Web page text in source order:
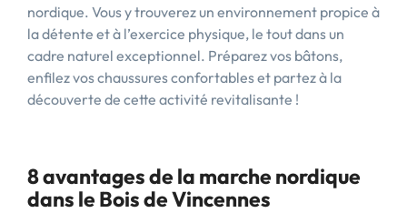
nordique. Vous y trouverez un environnement propice à
la détente et à l’exercice physique, le tout dans un
cadre naturel exceptionnel. Préparez vos bâtons,
enfilez vos chaussures confortables et partez à la
découverte de cette activité revitalisante !
8 avantages de la marche nordique
dans le Bois de Vincennes